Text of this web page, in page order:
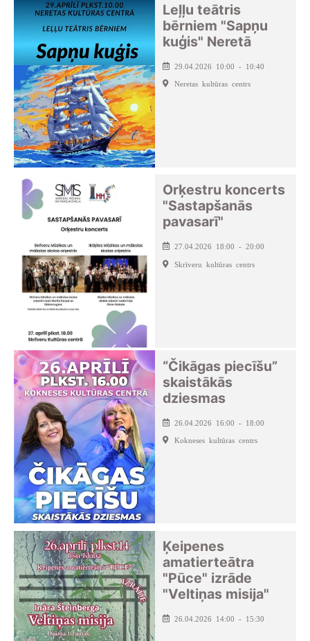
Leļļu teātris
bērniem "Sapņu
kuģis" Neretā
29.04.2026 10:00 - 10:40
Neretas kultūras centrs
Orķestru koncerts
"Sastapšanās
pavasarī"
27.04.2026 18:00 - 20:00
Skrīveru kultūras centrs
“Čikāgas piecīšu”
skaistākās
dziesmas
26.04.2026 16:00 - 18:00
Kokneses kultūras centrs
Ķeipenes
amatierteātra
"Pūce" izrāde
"Veltiņas misija"
26.04.2026 14:00 - 15:30